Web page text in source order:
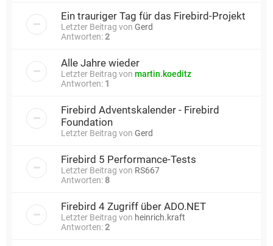
Ein trauriger Tag für das Firebird-Projekt
Letzter Beitrag von Gerd
Antworten:2
Alle Jahre wieder
Letzter Beitrag von martin.koeditz
Antworten: 1
Firebird Adventskalender - Firebird
Foundation
Letzter Beitrag von Gerd
Firebird 5 Performance-Tests
Letzter Beitrag von RS667
Antworten: 8
Firebird 4 Zugriff über ADO.NET
Letzter Beitrag von heinrich.kraft
Antworten:2